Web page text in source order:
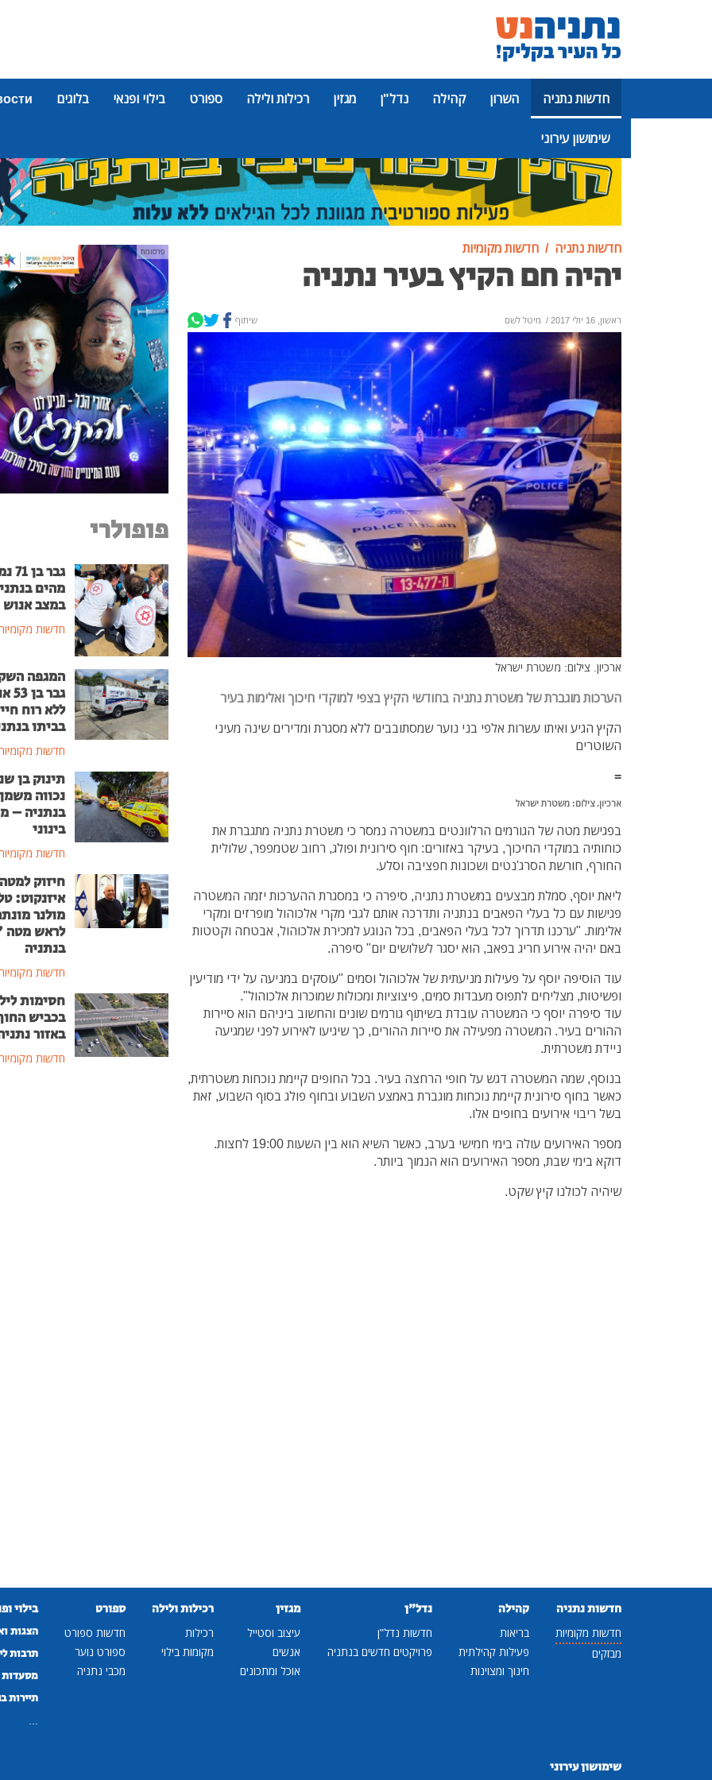
חדשות נתניה השרון קהילה נדל"ן מגזין רכילות ולילה ספורט בילוי ופנאי בלוגים
שימושון עירוני
פרסומת
חדשות נתניה חדשות מקומיות
יהיה חם הקיץ בעיר נתניה
ראשון, 16 יולי 2017 / מיטל לשם שיתוף
ארכיון. צילום: משטרת ישראל
הערכות מוגברת של משטרת נתניה בחודשי הקיץ בצפי למוקדי חיכוך ואלימות בעיר
הקיץ הגיע ואיתו עשרות אלפי בני נוער שמסתובבים ללא מסגרת ומדירים שינה מעיני
השוטרים
=
ארכיון. צילום: משטרת ישראל
בפגישת מטה של הגורמים הרלוונטים במשטרה נמסר כי משטרת נתניה מתגברת את
כוחותיה במוקדי החיכוך, בעיקר באזורים: חוף סירונית ופולג, רחוב שטמפפר, שלולית
החורף, חורשת הסרג'נטים ושכונות חפציבה וסלע.
ליאת יוסף, סמלת מבצעים במשטרת נתניה, סיפרה כי במסגרת ההערכות יזמה המשטרה
פגישות עם כל בעלי הפאבים בנתניה ותדרכה אותם לגבי מקרי אלכוהול מופרזים ומקרי
אלימות. "ערכנו תדרוך לכל בעלי הפאבים, בכל הנוגע למכירת אלכוהול, אבטחה וקטטות
באם יהיה אירוע חריג בפאב, הוא יסגר לשלושים יום" סיפרה.
עוד הוסיפה יוסף על פעילות מניעתית של אלכוהול וסמים "עוסקים במניעה על ידי מודיעין
ופשיטות, מצליחים לתפוס מעבדות סמים, פיצוציות ומכולות שמוכרות אלכוהול".
עוד סיפרה יוסף כי המשטרה עובדת בשיתוף גורמים שונים והחשוב ביניהם הוא סיירות
ההורים בעיר. המשטרה מפעילה את סיירות ההורים, כך שיגיעו לאירוע לפני שמגיעה
ניידת משטרתית.
בנוסף, שמה המשטרה דגש על חופי הרחצה בעיר. בכל החופים קיימת נוכחות משטרתית,
כאשר בחוף סירונית קיימת נוכחות מוגברת באמצע השבוע ובחוף פולג בסוף השבוע, זאת
בשל ריבוי אירועים בחופים אלו.
מספר האירועים עולה בימי חמישי בערב, כאשר השיא הוא בין השעות 19:00 לחצות.
דוקא בימי שבת, מספר האירועים הוא הנמוך ביותר.
שיהיה לכולנו קיץ שקט.
פרסומת
פופולרי
גבר
מהים
במצב אנוש
חדשות
המגפה
גבר
ללא רוח
בביתו
חדשות
תינוק בן
נכווה
בנתניה –
בינוני
חדשות
חיזוק למטה
איזנקוט:
מולנר
לראש
בנתניה
חדשות
חסימות
בכביש
באזור
חדשות
חדשות נתניה
חדשות מקומיות
מבזקים
קהילה
בריאות
פעילות קהילתית
חינוך ומצוינות
נדל"ן
חדשות נדל"ן
פרויקטים חדשים בנתניה
מגזין
עיצוב וסטייל
אנשים
אוכל ומתכונים
רכילות ולילה
רכילות
מקומות בילוי
ספורט
חדשות ספורט
ספורט נוער
מכבי נתניה
בילוי
הצגות
תרבות
מסעדות
תיירות
שימושון עירוני